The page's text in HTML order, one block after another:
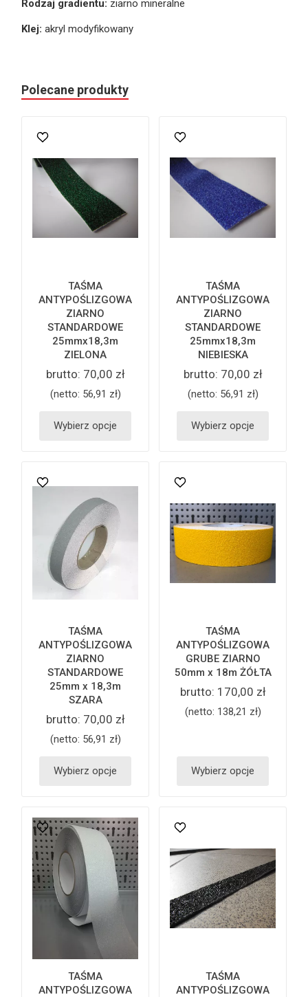
Rodzaj gradientu: ziarno mineralne
Klej: akryl modyfikowany
Polecane produkty
TAŚMA
ANTYPOŚLIZGOWA
ZIARNO
STANDARDOWE
25mmx18,3m
ZIELONA
brutto: 70,00 zł
(netto: 56,91 zł)
Wybierz opcje
TAŚMA
ANTYPOŚLIZGOWA
ZIARNO
STANDARDOWE
25mmx18,3m
NIEBIESKA
brutto: 70,00 zł
(netto: 56,91 zł)
Wybierz opcje
TAŚMA
ANTYPOŚLIZGOWA
ZIARNO
STANDARDOWE
25mm x 18,3m
SZARA
brutto: 70,00 zł
(netto: 56,91 zł)
Wybierz opcje
TAŚMA
ANTYPOŚLIZGOWA
GRUBE ZIARNO
50mm x 18m ŻÓŁTA
brutto: 170,00 zł
(netto: 138,21 zł)
Wybierz opcje
TAŚMA
ANTYPOŚLIZGOWA
TAŚMA
ANTYPOŚLIZGOWA